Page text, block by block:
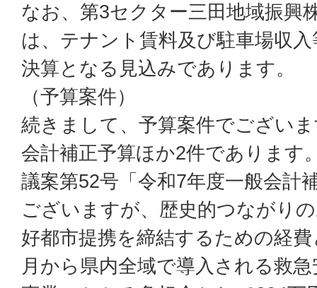
なお、第3セクター三田地域振興
は、テナント賃料及び駐車場収
決算となる見込みであります。
（予算案件）
続きまして、予算案件でござい
会計補正予算ほか2件であります
議案第52号「令和7年度一般会計
ございますが、歴史的つながり
好都市提携を締結するための経
月から県内全域で導入される救